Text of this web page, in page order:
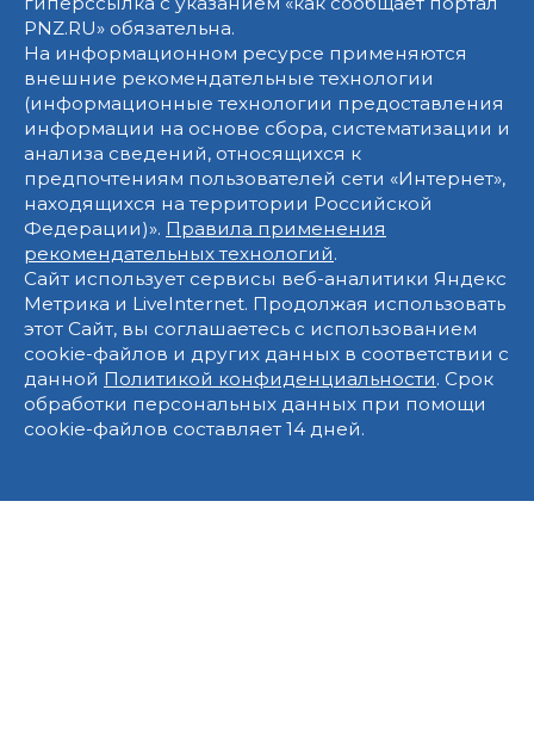
PNZ.RU» обязательна.
На информационном ресурсе применяются
внешние рекомендательные технологии
(информационные технологии предоставления
информации на основе сбора, систематизации и
анализа сведений, относящихся к
предпочтениям пользователей сети «Интернет»,
находящихся на территории Российской
Федерации)». Правила применения
рекомендательных технологий.
Сайт использует сервисы веб-аналитики Яндекс
Метрика и LiveInternet. Продолжая использовать
этот Сайт, вы соглашаетесь с использованием
cookie-файлов и других данных в соответствии с
данной Политикой конфиденциальности. Срок
обработки персональных данных при помощи
cookie-файлов составляет 14 дней.